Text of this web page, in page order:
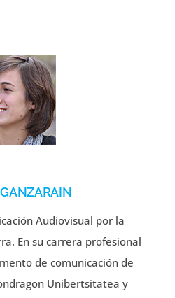
Audiovisual por la
En su carrera profesional
de comunicación de
Unibertsitatea y